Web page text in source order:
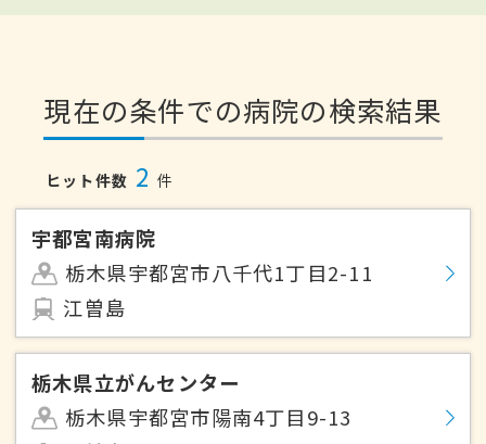
現在の条件での病院の検索結果
ヒット件数 2 件
宇都宮南病院
栃木県宇都宮市八千代1丁目2-11
江曽島
栃木県立がんセンター
栃木県宇都宮市陽南4丁目9-13